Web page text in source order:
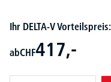
Ihr DELTA-V Vorteilspreis:
abCHF417,-